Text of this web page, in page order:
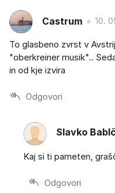
Castrum 10.
To glasbeno zvrst v
"oberkreiner musik"..
in od kje izvira
Odgovori
Slavko BabIč
Kaj si ti pameten,
Odgovori